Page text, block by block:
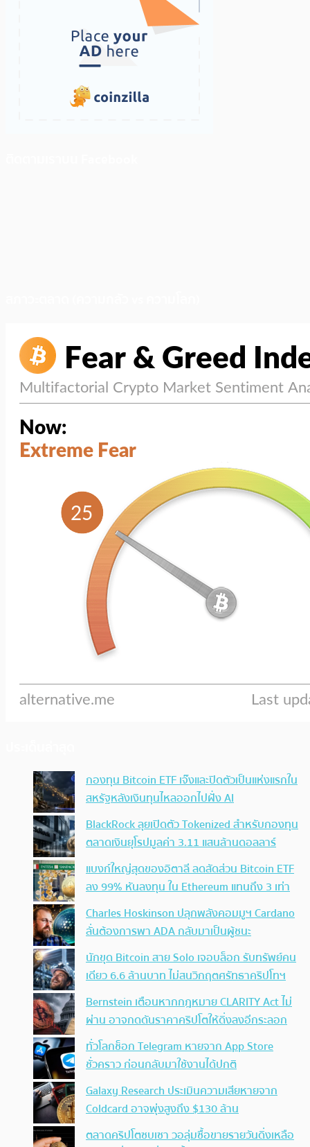
กองทุน Bitcoin ETF เจ๊งและปิดตัวเป็นแห่งแรกใน
สหรัฐหลังเงินทุนไหลออกไปฝั่ง AI
BlackRock ลุยเปิดตัว Tokenized สำหรับกองทุน
ตลาดเงินยุโรปมูลค่า 3.11 แสนล้านดอลลาร์
แบงก์ใหญ่สุดของอิตาลี ลดสัดส่วน Bitcoin ETF
ลง 99% หันลงทุน ใน Ethereum แทนถึง 3 เท่า
Charles Hoskinson ปลุกพลังคอมมูฯ Cardano
ลั่นต้องการพา ADA กลับมาเป็นผู้ชนะ
นักขุด Bitcoin สาย Solo เจอบล็อก รับทรัพย์คน
เดียว 6.6 ล้านบาท ไม่สนวิกฤตศรัทธาคริปโทฯ
Bernstein เตือนหากกฎหมาย CLARITY Act ไม่
ผ่าน อาจกดดันราคาคริปโตให้ดิ่งลงอีกระลอก
ทั่วโลกช็อก Telegram หายจาก App Store
ชั่วคราว ก่อนกลับมาใช้งานได้ปกติ
Galaxy Research ประเมินความเสียหายจาก
Coldcard อาจพุ่งสูงถึง $130 ล้าน
ตลาดคริปโตซบเซา วอลุ่มซื้อขายรายวันดิ่งเหลือ